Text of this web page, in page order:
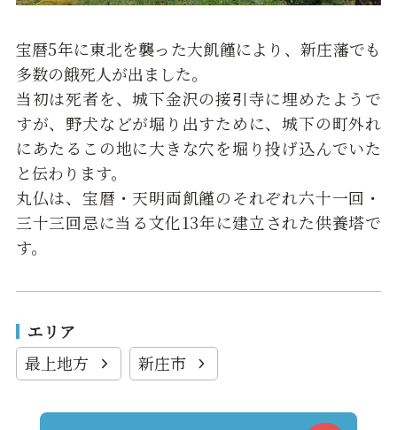
宝暦5年に東北を襲った大飢饉により、新庄藩でも
多数の餓死人が出ました。
当初は死者を、城下金沢の接引寺に埋めたようで
すが、野犬などが堀り出すために、城下の町外れ
にあたるこの地に大きな穴を堀り投げ込んでいた
と伝わります。
丸仏は、宝暦・天明両飢饉のそれぞれ六十一回・
三十三回忌に当る文化13年に建立された供養塔で
す。
エリア
最上地方
新庄市